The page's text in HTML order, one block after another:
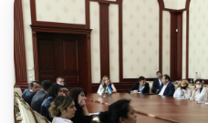
Олимпиады и
Кейс-чемпионат
Тренинги и семинары
Новости finlit.uz